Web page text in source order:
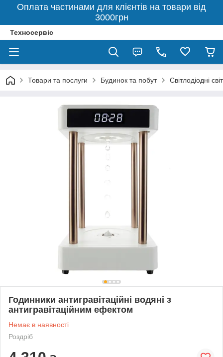
Оплата частинами для клієнтів на товари від
3000грн
Техносервіс
Товари та послуги Будинок та побут Світлодіодні
Годинники антигравітаційні водяні з
антигравітаційним ефектом
Немає в наявності
Роздріб